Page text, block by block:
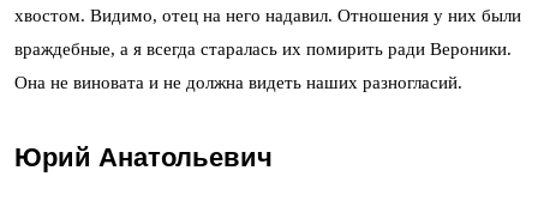
хвостом. Видимо, отец на него надавил. Отношения у них были
враждебные, а я всегда старалась их помирить ради Вероники.
Она не виновата и не должна видеть наших разногласий.
Юрий Анатольевич